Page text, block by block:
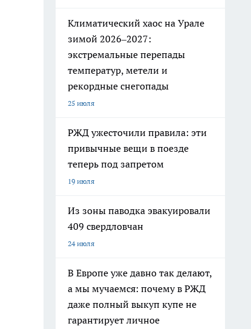
Климатический хаос на Урале
зимой 2026–2027:
экстремальные перепады
температур, метели и
рекордные снегопады
25 июля
РЖД ужесточили правила: эти
привычные вещи в поезде
теперь под запретом
19 июля
Из зоны паводка эвакуировали
409 свердловчан
24 июля
В Европе уже давно так делают,
а мы мучаемся: почему в РЖД
даже полный выкуп купе не
гарантирует личное